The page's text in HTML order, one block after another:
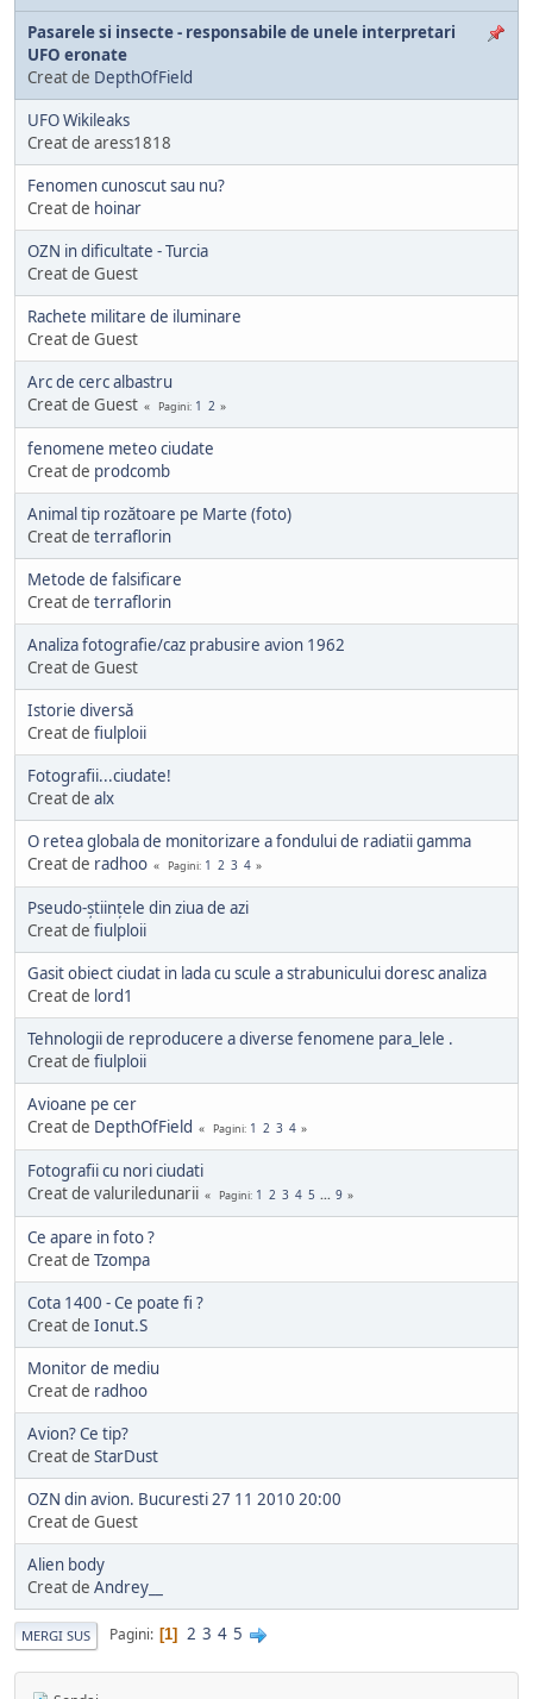
Pasarele si insecte - responsabile de unele interpretari
UFO eronate
Creat de DepthOfField
UFO Wikileaks
Creat de aress1818
Fenomen cunoscut sau nu?
Creat de hoinar
OZN in dificultate - Turcia
Creat de Guest
Rachete militare de iluminare
Creat de Guest
Arc de cerc albastru
Creat de Guest
Pagini 1 2
fenomene meteo ciudate
Creat de prodcomb
Animal tip rozătoare pe Marte (foto)
Creat de terraflorin
Metode de falsificare
Creat de terraflorin
Analiza fotografie/caz prabusire avion 1962
Creat de Guest
Istorie diversă
Creat de fiulploii
Fotografii...ciudate!
Creat de alx
O retea globala de monitorizare a fondului de radiatii gamma
Creat de radhoo Pagini 1 2 3 4
Pseudo-științele din ziua de azi
Creat de fiulploii
Gasit obiect ciudat in lada cu scule a strabunicului doresc analiza
Creat de lord1
Tehnologii de reproducere a diverse fenomene para_lele .
Creat de fiulploii
Avioane pe cer
Creat de DepthOfField Pagini 1 2 3 4
Fotografii cu nori ciudati
Creat de valuriledunarii
Pagini 1 2 3 4 5 ... 9
Ce apare in foto ?
Creat de Tzompa
Cota 1400 - Ce poate fi ?
Creat de Ionut.S
Monitor de mediu
Creat de radhoo
Avion? Ce tip?
Creat de StarDust
OZN din avion. Bucuresti 27 11 2010 20:00
Creat de Guest
Alien body
Creat de Andrey__
MERGI SUS Pagini 1 2 3 4 5